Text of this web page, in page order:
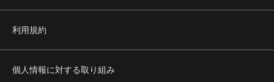
利用規約
個人情報に対する取り組み